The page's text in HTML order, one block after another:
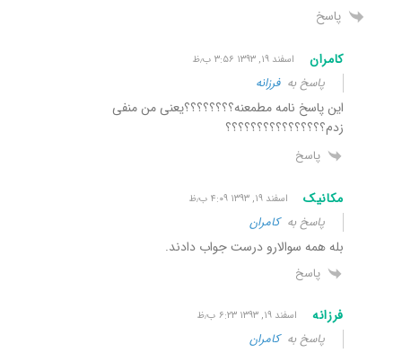
پاسخ
کامران اسفند ۱۹, ۱۳۹۳ ۳:۵۶ ب٫ظ
پاسخ بهفرزانه
این پاسخ نامه مطمعنه؟؟؟؟؟؟؟؟یعنی من منفی
زدم؟؟؟؟؟؟؟؟؟؟؟؟؟؟؟؟
پاسخ
مکانیک اسفند ۱۹, ۱۳۹۳ ۴:۰۹ ب٫ظ
پاسخ بهکامران
بله همه سوالارو درست جواب دادند.
پاسخ
فرزانه اسفند ۱۹, ۱۳۹۳ ۶:۲۳ ب٫ظ
پاسخ بهکامران